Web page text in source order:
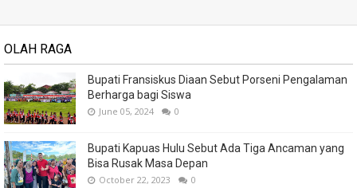
OLAH RAGA
Bupati Fransiskus Diaan Sebut Porseni Pengalaman
Berharga bagi Siswa
June 05, 2024 0
Bupati Kapuas Hulu Sebut Ada Tiga Ancaman yang
Bisa Rusak Masa Depan
October 22, 2023 0